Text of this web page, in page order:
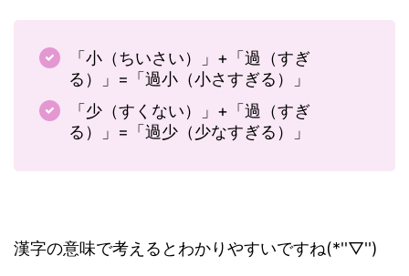
「小（ちいさい）」+「過（すぎ
る）」=「過小（小さすぎる）」
「少（すくない）」+「過（すぎ
る）」=「過少（少なすぎる）」
漢字の意味で考えるとわかりやすいですね(*''▽'')